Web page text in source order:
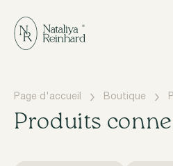
Page d'accueil Boutique
Produits